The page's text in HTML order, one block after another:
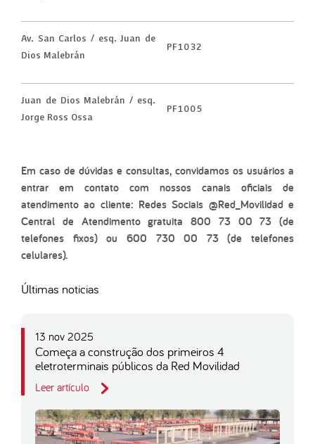
Av. San Carlos / esq. Juan de
Dios Malebrán
PF1032
Juan de Dios Malebrán / esq.
Jorge Ross Ossa
PF1005
Em caso de dúvidas e consultas, convidamos os usuários a
entrar em contato com nossos canais oficiais de
atendimento ao cliente: Redes Sociais @Red_Movilidad e
Central de Atendimento gratuita 800 73 00 73 (de
telefones fixos) ou 600 730 00 73 (de telefones
celulares).
Últimas noticias
13 nov 2025
Começa a construção dos primeiros 4
eletroterminais públicos da Red Movilidad
Leer artículo